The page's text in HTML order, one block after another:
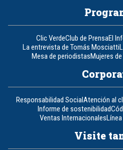
Clic VerdeClub de PrensaEl
La entrevista de Tomás Mosciatti
Mesa de periodistasMujeres
Responsabilidad SocialAtención al
Informe de sostenibilidad
Ventas Internacionales
Visite